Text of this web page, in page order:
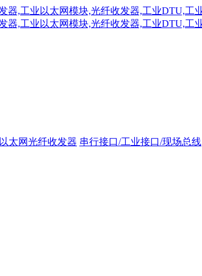
以太网光纤收发器 串行接口/工业接口/现场总线